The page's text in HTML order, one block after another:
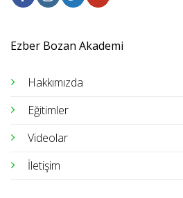
Ezber Bozan Akademi
Hakkımızda
Eğitimler
Videolar
İletişim